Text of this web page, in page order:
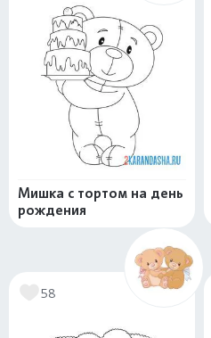
Мишка с тортом на день
рождения
58